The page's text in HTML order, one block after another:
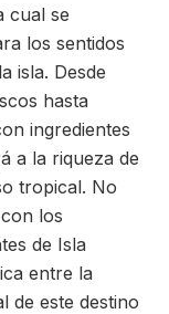
cual se
los sentidos
isla. Desde
hasta
ingredientes
a la riqueza de
tropical. No
los
de Isla
entre la
de este destino